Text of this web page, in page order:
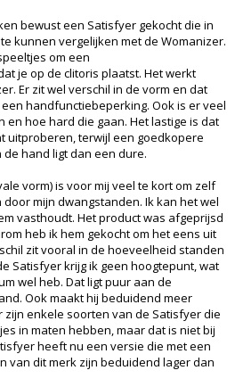
bewust een Satisfyer gekocht die in
kunnen vergelijken met de Womanizer.
om een
je op de clitoris plaatst. Het werkt
Er zit wel verschil in de vorm en dat
handfunctiebeperking. Ook is er veel
en hoe hard die gaan. Het lastige is dat
uitproberen, terwijl een goedkopere
hand ligt dan een dure.
vorm) is voor mij veel te kort om zelf
mijn dwangstanden. Ik kan het wel
vasthoudt. Het product was afgeprijsd
heb ik hem gekocht om het eens uit
zit vooral in de hoeveelheid standen
Satisfyer krijg ik geen hoogtepunt, wat
wel heb. Dat ligt puur aan de
Ook maakt hij beduidend meer
zijn enkele soorten van de Satisfyer die
in maten hebben, maar dat is niet bij
heeft nu een versie die met een
van dit merk zijn beduidend lager dan